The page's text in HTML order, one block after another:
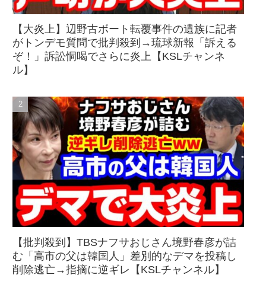
【大炎上】辺野古ボート転覆事件の遺族に記者
がトンデモ質問で批判殺到→琉球新報「訴える
ぞ！」訴訟恫喝でさらに炎上【KSLチャンネ
ル】
【批判殺到】TBSナフサおじさん境野春彦が詰
む「高市の父は韓国人」差別的なデマを投稿し
削除逃亡→指摘に逆ギレ【KSLチャンネル】